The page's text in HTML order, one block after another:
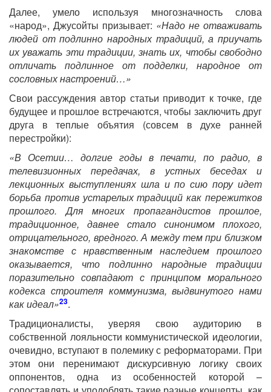
Далее, умело используя многозначность слова
«народ», Джусойты призывает: «Надо не отваживать
людей от подлинно народных традиций, а приучать
их уважать эти традиции, знать их, чтобы свободно
отличать подлинное от подделки, народное от
сословных настроений…»
Свои рассуждения автор статьи приводит к точке, где
будущее и прошлое встречаются, чтобы заключить друг
друга в теплые объятия (совсем в духе ранней
перестройки):
«В Осетии… долгие годы в печати, по радио, в
телевизионных передачах, в устных беседах и
лекционных выступлениях шла и по сию пору идет
борьба против устарелых традиций как пережитков
прошлого. Для многих пропагандистов прошлое,
традиционное, давнее стало синонимом плохого,
отрицательного, вредного. А между тем при близком
знакомстве с нравственным наследием прошлого
оказывается, что подлинно народные традиции
поразительно совпадают с принципом морального
кодекса строителя коммунизма, выдвинутого нами
как идеал»23.
Традиционалисты, уверяя свою аудиторию в
собственной лояльности коммунистической идеологии,
очевидно, вступают в полемику с реформаторами. При
этом они перенимают дискурсивную логику своих
оппонентов, одна из особенностей которой –